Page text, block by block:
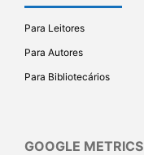
Para Leitores
Para Autores
Para Bibliotecários
GOOGLE METRICS